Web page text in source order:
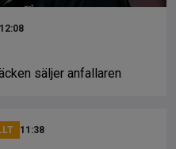
12:08
säljer anfallaren
11:38